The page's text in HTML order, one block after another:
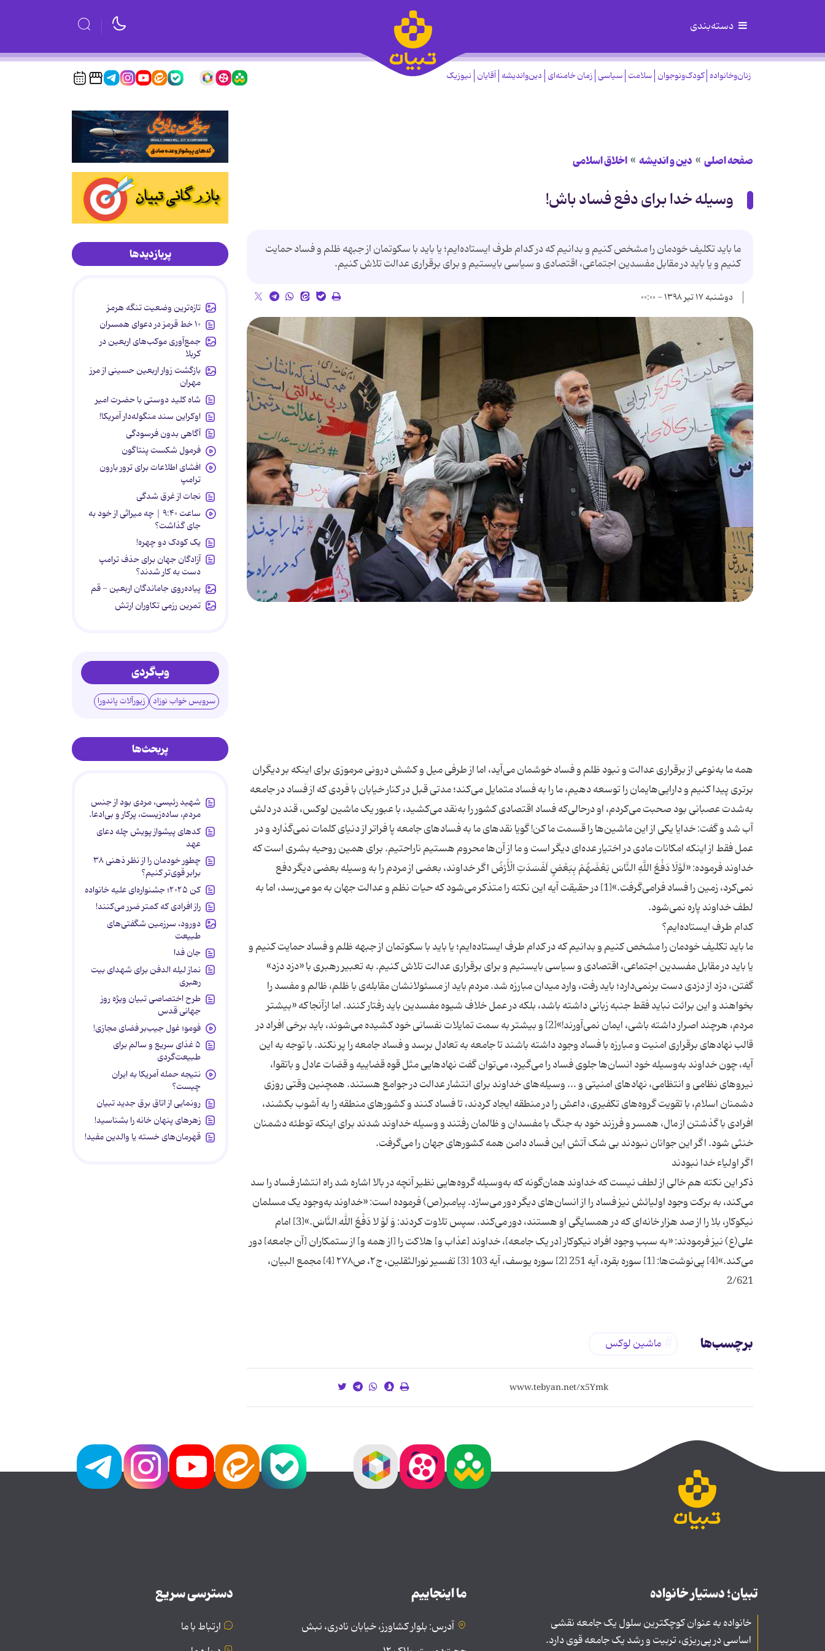
دسته‌بندی
زنان‌وخانواده کودک‌ونوجوان سلامت سیاسی زمان خامنه‌ای دین‌واندیشه آقایان نیوزیک
صفحه اصلی دین و اندیشه اخلاق اسلامی
وسیله خدا برای دفع فساد باش!
ما باید تکلیف خودمان را مشخص کنیم و بدانیم که در کدام طرف ایستاده‌ایم؛ یا باید با سکوتمان از جبهه ظلم و فساد حمایت
کنیم و یا باید در مقابل مفسدین اجتماعی، اقتصادی و سیاسی بایستیم و برای برقراری عدالت تلاش کنیم.
دوشنبه ۱۷ تیر ۱۳۹۸ - ۰۰:۰۰
همه ما به‌نوعی از برقراری عدالت و نبود ظلم و فساد خوشمان می‌آید، اما از طرفی میل و کشش درونی مرموزی برای اینکه بر دیگران
برتری پیدا کنیم و دارایی‌هایمان را توسعه دهیم، ما را به فساد متمایل می‌کند؛ مدتی قبل در کنار خیابان با فردی که از فساد در جامعه
به‌شدت عصبانی بود صحبت می‌کردم، او درحالی‌که فساد اقتصادی کشور را به‌نقد می‌کشید،‌ با عبور یک ماشین لوکس، قند در دلش
آب شد و گفت: خدایا یکی از این ماشین‌ها را قسمت ما کن! گویا نقدهای ما به فسادهای جامعه پا فراتر از دنیای کلمات نمی‌گذارد و در
عمل فقط از اینکه امکانات مادی در اختیار عده‌ای دیگر است و ما از آن‌ها محروم هستیم ناراحتیم. برای همین روحیه بشری است که
خداوند فرموده: «لَوْلَا دَفْعُ اللَّهِ النَّاسَ بَعْضَهُمْ بِبَعْضٍ لَفَسَدَتِ الْأَرْضُ اگر خداوند، بعضی از مردم را به وسیله بعضی دیگر دفع
نمی‌کرد، زمین را فساد فرامی‌گرفت.»[1] در حقیقت آیه این نکته را متذکر می‌شود که حیات نظم و عدالت جهان به مو می‌رسد، ‌اما به
ما باید تکلیف خودمان را مشخص کنیم و بدانیم که در کدام طرف ایستاده‌ایم؛ یا باید با سکوتمان از جبهه ظلم و فساد حمایت کنیم و
یا باید در مقابل مفسدین اجتماعی، اقتصادی و سیاسی بایستیم و برای برقراری عدالت تلاش کنیم. به تعبیر رهبری با «دزد دزد»
گفتن، دزد از دزدی دست برنمی‌دارد؛ باید رفت، وارد میدان مبارزه شد. مردم بايد از مسئولانشان مقابله‌ى با ظلم، ظالم و مفسد را
بخواهند و این برائت نباید فقط جنبه زبانی داشته باشد، بلکه در عمل خلاف شیوه مفسدین باید رفتار کنند. اما ازآنجاکه «بیشتر
مردم، هرچند اصرار داشته باشی، ایمان نمی‌آورند!»[2] و بیشتر به سمت تمایلات نفسانی خود کشیده می‌شوند، باید برخی افراد در
قالب نهادهای برقراری امنیت و مبارزه با فساد وجود داشته باشند تا جامعه به تعادل برسد و فساد جامعه را پر نکند. با توجه به این
آیه، چون خداوند به‌وسیله خود انسان‌ها جلوی فساد را می‌گیرد، می‌توان گفت نهادهایی مثل قوه قضاییه و قضات عادل و باتقوا،
نیروهای نظامی و انتظامی،‌ نهادهای امنیتی و ... وسیله‌های خداوند برای انتشار عدالت در جوامع هستند. همچنین وقتی روزی
دشمنان اسلام، با تقویت گروه‌های تکفیری، داعش را در منطقه ایجاد کردند، تا فساد کنند و کشورهای منطقه را به آشوب بکشند،
‌افرادی با گذشتن از مال، همسر و فرزند خود به جنگ با مفسدان و ظالمان رفتند و ‌وسیله خداوند شدند برای اینکه توطئه دشمنان
ذکر این نکته هم خالی از لطف نیست که خداوند همان‌گونه که به‌وسیله گروه‌هایی نظیر آنچه در بالا اشاره شد راه انتشار فساد را سد
می‌کند، به برکت وجود اولیائش نیز فساد را از انسان‌های دیگر دور می‌سازد. پیامبر(ص) فرموده است: «خداوند به‌وجود یک مسلمان
نیکوکار، بلا را از صد هزار خانه‌ای که در همسایگی او هستند، دور می‌کند. سپس تلاوت کردند: وَ لَوْ لا دَفْعُ اللهِ النَّاسَ.»[3] امام
علی(ع) نیز فرمودند: «به سبب وجود افراد نیکوکار [در یک جامعه]، خداوند [عذاب و] هلاکت را [از همه و] از ستمکاران [آن جامعه] دور
می‌کند.»[4] پی‌نوشت‌ها: [1] سوره بقره، آیه 251 [2] سوره یوسف، آیه 103 [3] تفسیر نورالثقلین، ج۲، ص۲۷۸ [4] مجمع البيان،
2/621
برچسب‌ها ماشین لوکس
پربازدیدها
تازه‌ترین وضعیت تنگه هرمز
۱۰ خط قرمز در دعوای همسران
جمع‌آوری موکب‌های اربعین در
کربلا
بازگشت زوار اربعین حسینی از مرز
مهران
شاه کلید دوستی با حضرت امیر
اوکراین سند منگوله‌دار آمریکا!
آگاهی بدون فرسودگی
فرمول شکست پنتاگون
افشای اطلاعات برای ترور بارون
ترامپ
نجات از غرق شدگی
ساعت ۹:۴۰ | چه میراثی از خود به
جای گذاشت؟
یک کودک دو چهره!
آزادگان جهان برای حذف ترامپ
دست به کار شدند؟
پیاده‌روی جاماندگان اربعین - قم
تمرین رزمی تکاوران ارتش
وب‌گردی
سرویس خواب نوزاد زیورآلات پاندورا
پربحث‌ها
شهید رئیسی، مردی بود از جنس
مردم، ساده‌زیست، پرکار و بی‌ادعا.
کدهای پیشواز پویش چله دعای
عهد
چطور خودمان را از نظر ذهنی ۳۸
برابر قوی‌تر کنیم؟
کن ۲۰۲۵؛ جشنواره‌ای علیه خانواده
راز افرادی که کمتر ضرر می‌کنند!
دورود، سرزمین شگفتی‌های
طبیعت
جان فدا
نماز لیله الدفن برای شهدای بیت
رهبری
طرح اختصاصی تبیان ویژه روز
جهانی قدس
فومو؛ غول جیب‌بر فضای مجازی!
۵ غذای سریع و سالم برای
طبیعت‌گردی
نتیجه حمله آمریکا به ایران
چیست؟
رونمایی از اتاق برق جدید تبیان
زهرهای پنهان خانه را بشناسید!
قهرمان‌های خسته یا والدین مفید!
تبیان؛ دستیار خانواده
خانواده به عنوان کوچکترین سلول یک جامعه نقشی
اساسی در پی‌ریزی، تربیت و رشد یک جامعه قوی دارد.
ما اینجاییم
آدرس: بلوار کشاورز، خیابان نادری، نبش
دسترسی سریع
ارتباط با ما